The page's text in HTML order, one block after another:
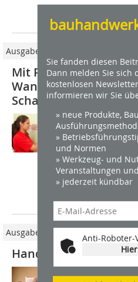
Sie fanden diesen
Dann melden Sie sich
kostenlosen
informieren wir Sie
» neue Produkte,
»
und Normen
» Werkzeug- und
Veranstaltungen
» jederzeit kündbar
Anti-
Ausgabe 03/2015
Mit Pinsel, Farbe und
Wandgestaltung mit
Schabloniertechnik
Wie bei jeder
Schablonieren
Vorbereitung
für ein
weiterer
der...
Ausgabe 03/2011
Handschrift auf Lehm
Das